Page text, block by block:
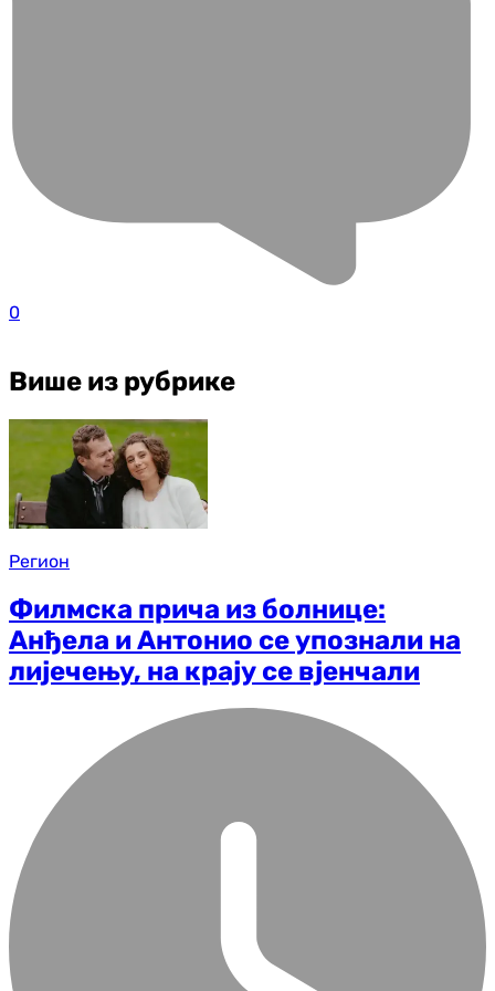
0
Више из рубрике
Регион
Филмска прича из болнице:
Анђела и Антонио се упознали на
лијечењу, на крају се вјенчали